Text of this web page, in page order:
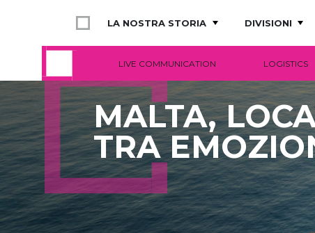
LA NOSTRA STORIA DIVISIONI
LIVE COMMUNICATION LOGISTICS
MALTA,
TRA